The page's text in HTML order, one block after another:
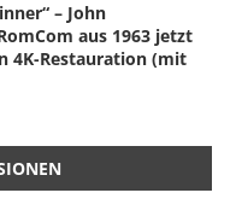
– John
aus 1963 jetzt
4K-Restauration (mit